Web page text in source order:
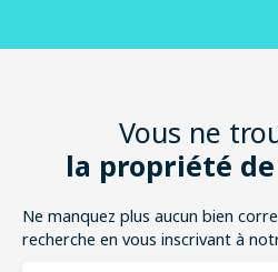
Vous ne
la propriété de
Ne manquez plus aucun bien
recherche en vous inscrivant à